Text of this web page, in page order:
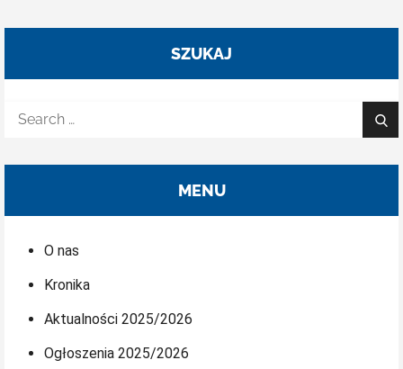
SZUKAJ
Search
MENU
O nas
Kronika
Aktualności 2025/2026
Ogłoszenia 2025/2026